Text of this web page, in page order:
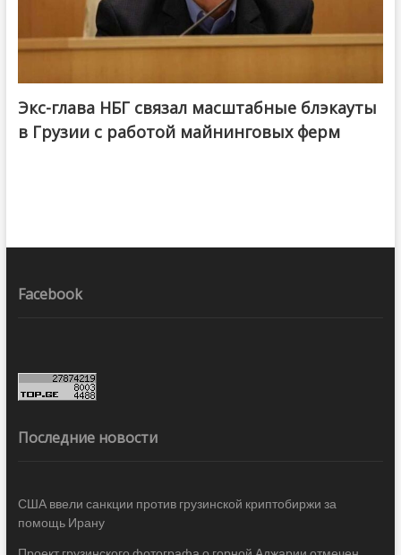
Экс-глава НБГ связал масштабные блэкауты
в Грузии с работой майнинговых ферм
Facebook
Последние новости
США ввели санкции против грузинской криптобиржи за
помощь Ирану